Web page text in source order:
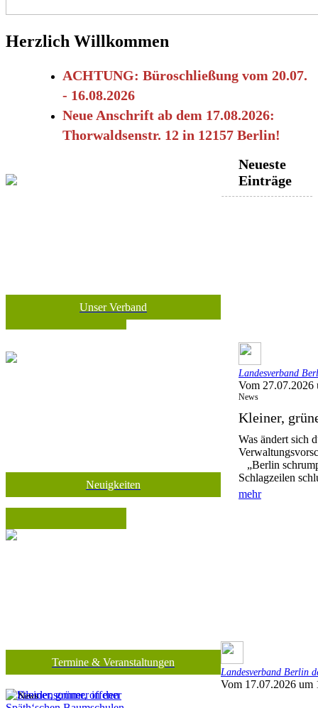
Herzlich Willkommen
ACHTUNG: Büroschließung vom 20.07.
- 16.08.2026
Neue Anschrift ab dem 17.08.2026:
Thorwaldsenstr. 12 in 12157 Berlin!
Unser Verband
Neuigkeiten
Termine & Veranstaltungen
Neueste
Einträge
Landesverband
Vom 27.07.2026
News
Kleiner,
Was ändert sich
„Berlin
Schlagzeilen
mehr
Landesverband Berlin
Vom 17.07.2026 um
News